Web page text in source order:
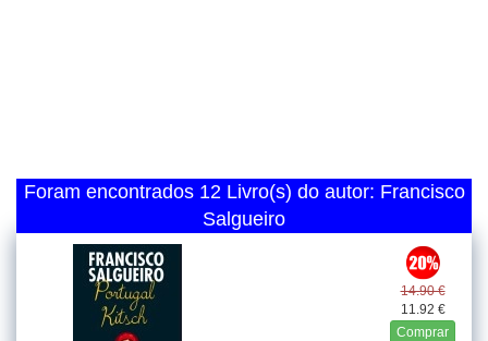
Foram encontrados 12 Livro(s) do autor: Francisco
Salgueiro
14.90 €
11.92 €
Comprar